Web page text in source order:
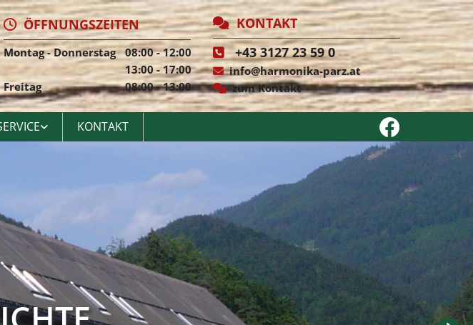
ÖFFNUNGSZEITEN
Montag - Donnerstag
08:00 - 12:00
13:00 - 17:00
Freitag
08:00 - 13:00
KONTAKT
 +43 3127 23 59 0
 info@harmonika-parz.at
 zum Kontakt
KONTAKT